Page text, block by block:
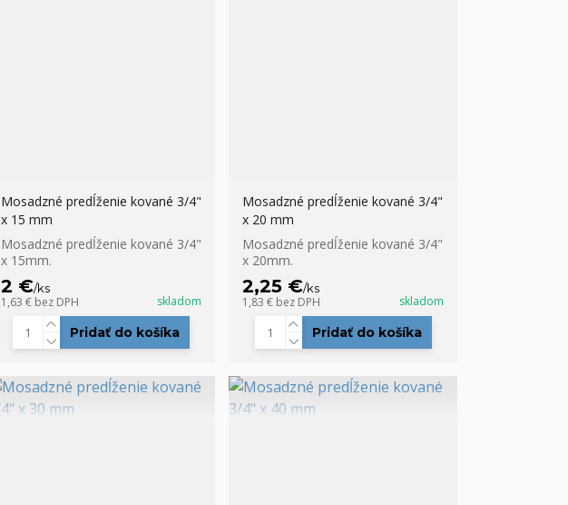
Mosadzné predĺženie kované 3/4"
x 15 mm
Mosadzné predĺženie kované 3/4"
x 15mm.
2 €/ks
1,63 € bez DPH skladom
Pridať do košíka
Mosadzné predĺženie kované 3/4"
x 20 mm
Mosadzné predĺženie kované 3/4"
x 20mm.
2,25 €/ks
1,83 € bez DPH skladom
Pridať do košíka